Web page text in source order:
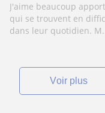
J'aime beaucoup
qui se trouvent en
dans leur quotidien.
voir plus